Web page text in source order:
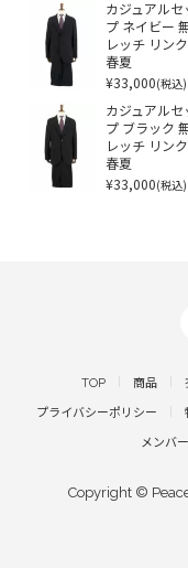
カジュアルセ
プ ネイビー
レッチ リン
春夏
¥33,000(税込)
カジュアルセ
プ ブラック
レッチ リン
春夏
¥33,000(税込)
TOP 商品
プライバシーポリシー
メンバー
Copyright ©